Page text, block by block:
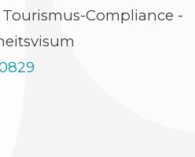
Compliance -